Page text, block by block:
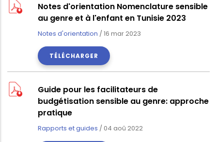
Notes d'orientation Nomenclature sensible
au genre et à l'enfant en Tunisie 2023
Notes d'orientation /16 mar 2023
TÉLÉCHARGER
Guide pour les facilitateurs de
budgétisation sensible au genre: approche
pratique
Rapports et guides / 04 aoû 2022